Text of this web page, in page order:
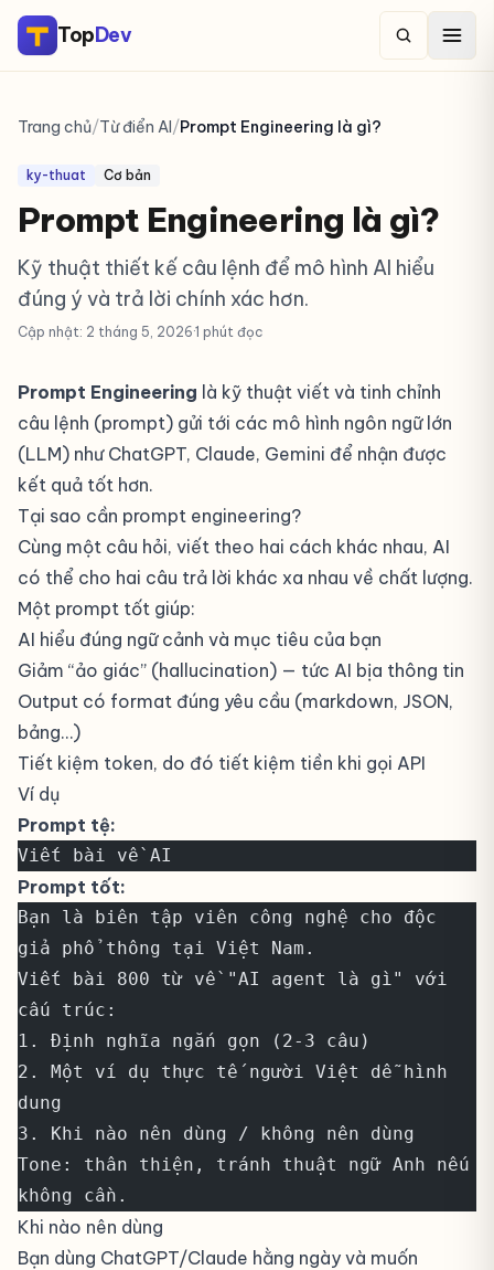
TopDev
Trang chủ/Từ điển AI/Prompt Engineering là gì?
ky-thuat Cơ bản
Prompt Engineering là gì?
Kỹ thuật thiết kế câu lệnh để mô hình AI hiểu
đúng ý và trả lời chính xác hơn.
Cập nhật: 2 tháng 5, 2026·1 phút đọc
Prompt Engineering là kỹ thuật viết và tinh chỉnh
câu lệnh (prompt) gửi tới các mô hình ngôn ngữ lớn
(LLM) như ChatGPT, Claude, Gemini để nhận được
kết quả tốt hơn.
Tại sao cần prompt engineering?
Cùng một câu hỏi, viết theo hai cách khác nhau, AI
có thể cho hai câu trả lời khác xa nhau về chất lượng.
Một prompt tốt giúp:
AI hiểu đúng ngữ cảnh và mục tiêu của bạn
Giảm “ảo giác” (hallucination) — tức AI bịa thông tin
Output có format đúng yêu cầu (markdown, JSON,
bảng…)
Tiết kiệm token, do đó tiết kiệm tiền khi gọi API
Ví dụ
Prompt tệ:
Viết bài về AI
Prompt tốt:
Bạn là biên tập viên công nghệ cho độc
giả phổ thông tại Việt Nam.
Viết bài 800 từ về "AI agent là gì" với
cấu trúc:
1. Định nghĩa ngắn gọn (2-3 câu)
2. Một ví dụ thực tế người Việt dễ hình
dung
3. Khi nào nên dùng / không nên dùng
Tone: thân thiện, tránh thuật ngữ Anh nếu
không cần.
Khi nào nên dùng
Bạn dùng ChatGPT/Claude hằng ngày và muốn